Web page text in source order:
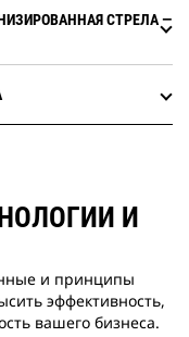
позволяет
привлекая
С его
устанавливать
удобное
достичь
значений
работы при
стрелы.
СТРЕЛА ―
И
и принципы
эффективность,
вашего бизнеса.